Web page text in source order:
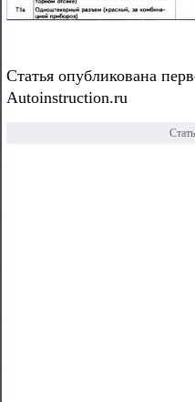
Статья опубликована
Autoinstruction.ru